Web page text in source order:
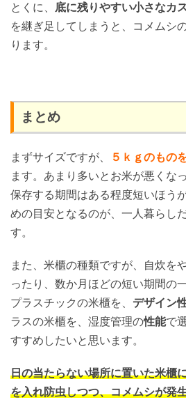
とくに、 底に残りやすい小さなカ
を継ぎ足してしまうと、コメムシ
ります。
まとめ
まずサイズですが、 ５ｋｇのもの
ます。あまり多いとお米が悪くな
保存する期間はある程度短いほう
めの目安となるのが、一人暮らし
す。
また、米櫃の種類ですが、自炊を
ったり、数か月ほどの短い期間の
プラスチックの米櫃を、 デザイン
ラスの米櫃を、湿度管理の性能で
すすめしたいと思います。
日の当たらない場所に置いた米櫃
を入れ防虫しつつ、コメムシが発